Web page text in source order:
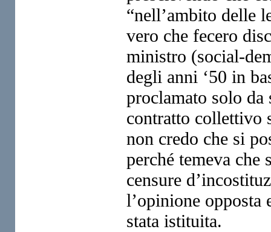
“nell’ambito delle
vero che fecero
ministro (social-
degli anni ‘50 in
proclamato solo
contratto collettivo
non credo che si
perché temeva che
censure
l’opinione opposta
stata istituita.